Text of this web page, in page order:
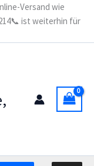
Versand wie
ist weiterhin für